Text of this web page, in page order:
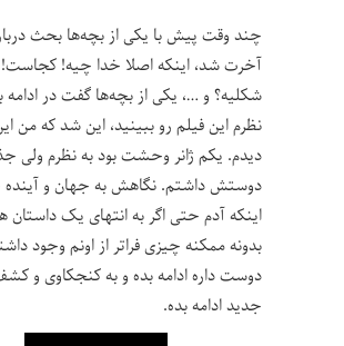
چند وقت پیش با یکی از بچه‌ها بحث
آخرت شد، اینکه اصلا خدا چیه!
شکلیه؟ و …، یکی از بچه‌ها گفت در
نظرم این فیلم رو ببینید، این شد که من
دیدم. یکم ژانر وحشت بود به نظرم ولی
دوستش داشتم. نگاهش به جهان و آینده
اینکه آدم حتی اگر به انتهای یک داستان
بدونه ممکنه چیزی فراتر از اونم وجود
دوست داره ادامه بده و به کنجکاوی و
جدید ادامه بده.